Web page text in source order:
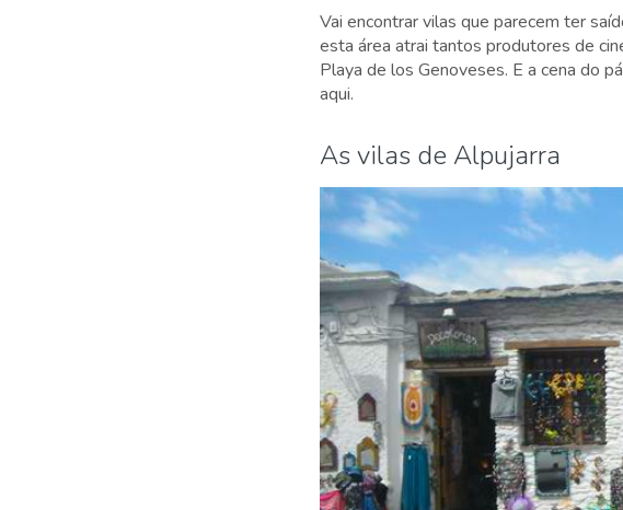
Vai encontrar vilas que parecem ter
esta área atrai tantos produtores de
Playa de los Genoveses. E a cena do
aqui.
As vilas de Alpujarra